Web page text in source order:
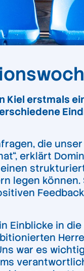
Kiel erstmals
die
erklärt
legen
Einblicke in
war es